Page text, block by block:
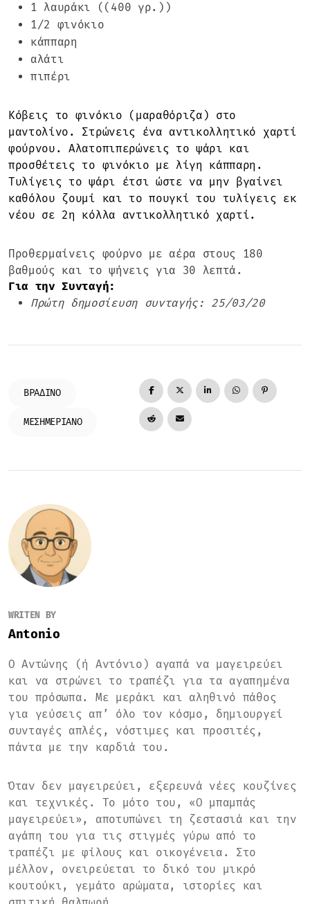
1 λαυράκι ((400 γρ.))
1/2 φινόκιο
κάππαρη
αλάτι
πιπέρι
Κόβεις το φινόκιο (μαραθόριζα) στο
μαντολίνο. Στρώνεις ένα αντικολλητικό χαρτί
φούρνου. Αλατοπιπερώνεις το ψάρι και
προσθέτεις το φινόκιο με λίγη κάππαρη.
Τυλίγεις το ψάρι έτσι ώστε να μην βγαίνει
καθόλου ζουμί και το πουγκί του τυλίγεις εκ
νέου σε 2η κόλλα αντικολλητικό χαρτί.
Προθερμαίνεις φούρνο με αέρα στους 180
βαθμούς και το ψήνεις για 30 λεπτά.
Για την Συνταγή:
Πρώτη δημοσίευση συνταγής: 25/03/20
ΒΡΑΔΙΝΌ
ΜΕΣΗΜΕΡΙΑΝΌ
WRITEN BY
Antonio
Ο Αντώνης (ή Αντόνιο) αγαπά να μαγειρεύει
και να στρώνει το τραπέζι για τα αγαπημένα
του πρόσωπα. Με μεράκι και αληθινό πάθος
για γεύσεις απ’ όλο τον κόσμο, δημιουργεί
συνταγές απλές, νόστιμες και προσιτές,
πάντα με την καρδιά του.
Όταν δεν μαγειρεύει, εξερευνά νέες κουζίνες
και τεχνικές. Το μότο του, «Ο μπαμπάς
μαγειρεύει», αποτυπώνει τη ζεστασιά και την
αγάπη του για τις στιγμές γύρω από το
τραπέζι με φίλους και οικογένεια. Στο
μέλλον, ονειρεύεται το δικό του μικρό
κουτούκι, γεμάτο αρώματα, ιστορίες και